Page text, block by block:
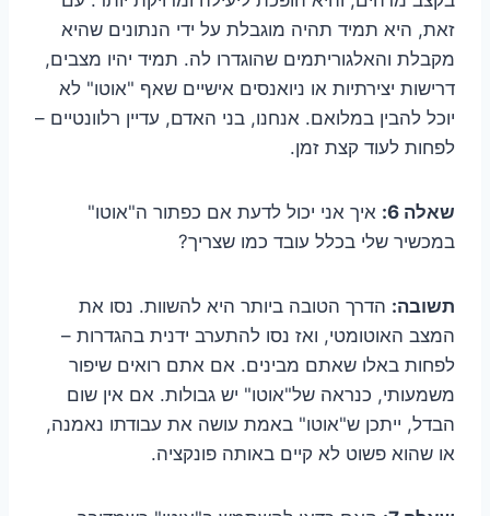
זאת, היא תמיד תהיה מוגבלת על ידי הנתונים שהיא
מקבלת והאלגוריתמים שהוגדרו לה. תמיד יהיו מצבים,
דרישות יצירתיות או ניואנסים אישיים שאף "אוטו" לא
יוכל להבין במלואם. אנחנו, בני האדם, עדיין רלוונטיים –
לפחות לעוד קצת זמן.
שאלה 6:
איך אני יכול לדעת אם כפתור ה"אוטו"
במכשיר שלי בכלל עובד כמו שצריך?
תשובה: הדרך הטובה ביותר היא להשוות. נסו את
המצב האוטומטי, ואז נסו להתערב ידנית בהגדרות –
לפחות באלו שאתם מבינים. אם אתם רואים שיפור
משמעותי, כנראה של"אוטו" יש גבולות. אם אין שום
הבדל, ייתכן ש"אוטו" באמת עושה את עבודתו נאמנה,
או שהוא פשוט לא קיים באותה פונקציה.